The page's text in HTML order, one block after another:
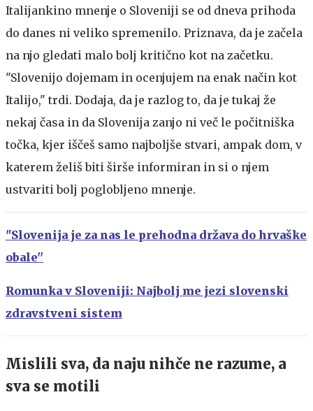
Italijankino mnenje o Sloveniji se od dneva prihoda
do danes ni veliko spremenilo. Priznava, da je začela
na njo gledati malo bolj kritično kot na začetku.
"Slovenijo dojemam in ocenjujem na enak način kot
Italijo," trdi. Dodaja, da je razlog to, da je tukaj že
nekaj časa in da Slovenija zanjo ni več le počitniška
točka, kjer iščeš samo najboljše stvari, ampak dom, v
katerem želiš biti širše informiran in si o njem
ustvariti bolj poglobljeno mnenje.
"Slovenija je za nas le prehodna država do hrvaške
obale''
Romunka v Sloveniji: Najbolj me jezi slovenski
zdravstveni sistem
Mislili sva, da naju nihče ne razume, a
sva se motili